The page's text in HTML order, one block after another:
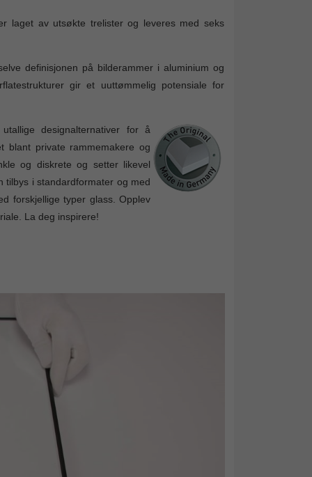
laget av utsøkte trelister og leveres med seks
definisjonen på bilderammer i aluminium og
gir et uuttømmelig potensiale for
designalternativer for å
blant private rammemakere og
og diskrete og setter likevel
tilbys i standardformater og med
forskjellige typer glass. Opplev
La deg inspirere!